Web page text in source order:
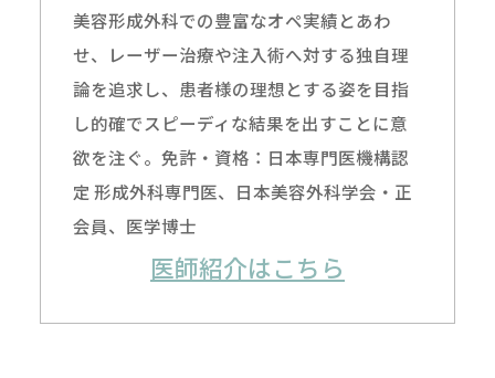
美容形成外科での豊富なオペ実績とあわ
せ、レーザー治療や注入術へ対する独自理
論を追求し、患者様の理想とする姿を目指
し的確でスピーディな結果を出すことに意
欲を注ぐ。免許・資格：日本専門医機構認
定 形成外科専門医、日本美容外科学会・正
会員、医学博士
医師紹介はこちら